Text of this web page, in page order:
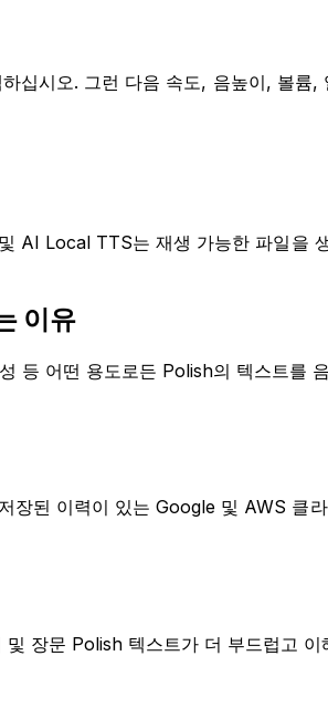
시오. 그런 다음 속도, 음높이, 볼륨,
AI Local TTS는 재생 가능한 파일을
이유
어떤 용도로든 Polish의 텍스트를
된 이력이 있는 Google 및 AWS 클
장문 Polish 텍스트가 더 부드럽고